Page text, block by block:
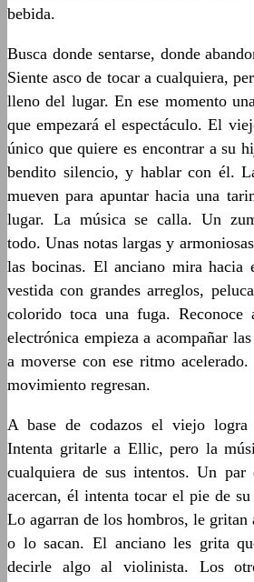
bebida.
Busca donde sentarse, donde
Siente asco de tocar a cualquiera,
lleno del lugar. En ese momento
que empezará el espectáculo. El
único que quiere es encontrar a su
bendito silencio, y hablar con él.
mueven para apuntar hacia una
lugar. La música se calla. Un
todo. Unas notas largas y
las bocinas. El anciano mira hacia
vestida con grandes arreglos,
colorido toca una fuga.
electrónica empieza a acompañar
a moverse con ese ritmo
movimiento regresan.
A base de codazos el viejo logra
Intenta gritarle a Ellic, pero la
cualquiera de sus intentos. Un par
acercan, él intenta tocar el pie de
Lo agarran de los hombros, le gritan
o lo sacan. El anciano les grita
decirle algo al violinista. Los